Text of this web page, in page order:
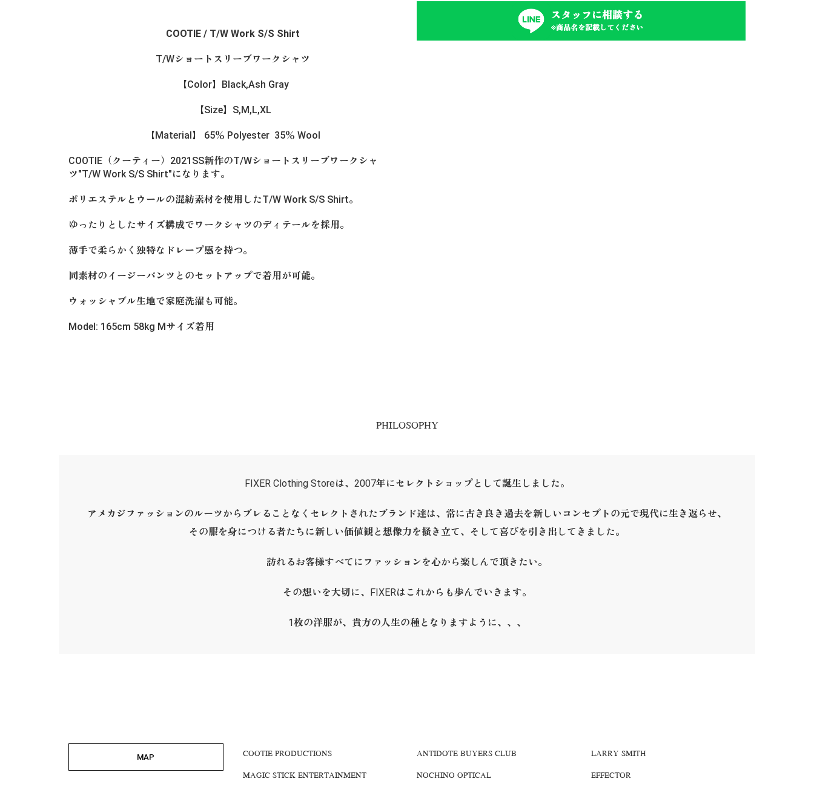
COOTIE / T/W Work S/S Shirt
T/Wショートスリーブワークシャツ
【Color】Black,Ash Gray
【Size】S,M,L,XL
【Material】 65％ Polyester 35％ Wool
COOTIE（クーティー）2021SS新作のT/Wショートスリーブワークシャ
ツ"T/W Work S/S Shirt"になります。
ポリエステルとウールの混紡素材を使用したT/W Work S/S Shirt。
ゆったりとしたサイズ構成でワークシャツのディテールを採用。
薄手で柔らかく独特なドレープ感を持つ。
同素材のイージーパンツとのセットアップで着用が可能。
ウォッシャブル生地で家庭洗濯も可能。
Model: 165cm 58kg Mサイズ着用
スタッフに相談する
※商品名を記載してください
PHILOSOPHY
FIXER Clothing Storeは、2007年にセレクトショップとして誕生しました。
アメカジファッションのルーツからブレることなくセレクトされたブランド達は、常に古き良き過去を新しいコンセプトの元で現代に生き返らせ、
その服を身につける者たちに新しい価値観と想像力を掻き立て、そして喜びを引き出してきました。
訪れるお客様すべてにファッションを心から楽しんで頂きたい。
その想いを大切に、FIXERはこれからも歩んでいきます。
1枚の洋服が、貴方の人生の種となりますように、、、
MAP COOTIE PRODUCTIONS
MAGIC STICK ENTERTAINMENT
ANTIDOTE BUYERS CLUB
NOCHINO OPTICAL
LARRY SMITH
EFFECTOR